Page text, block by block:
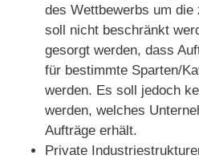
des Wettbewerbs um die
soll nicht beschränkt
gesorgt werden, dass
für bestimmte Sparten/
werden. Es soll jedoch
werden, welches
Aufträge erhält.
Private